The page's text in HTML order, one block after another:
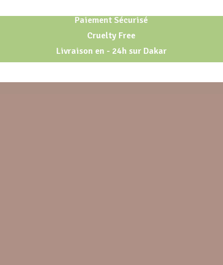
Paiement Sécurisé
Cruelty Free
Livraison en - 24h sur Dakar